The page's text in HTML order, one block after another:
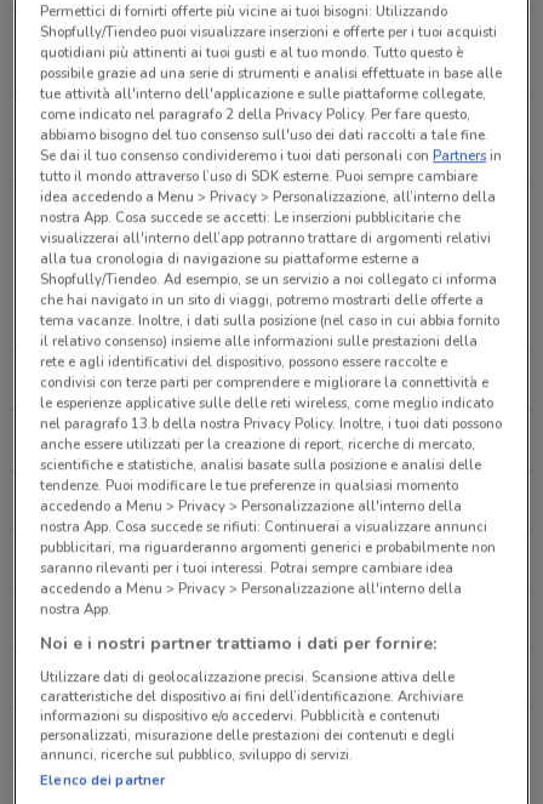
Via A. Manzoni, 20 Milazzo
8 m
Via Cavour, 10 Milazzo
24 m
Via Nazionale 297 Terme Vigliatore
30 m
Via Cavour, 14 Milazzo
39 m
Piazza Mazzini 11 Milazzo
40 m
Via Cavour, 5 Milazzo
42 m
Via Manzoni 5
0.04605313791718284
Largo Dei Mille, 1
0.04691352266690795
Via M. Regis, 17 - 19 Milazzo
48 m
Altre catene a Milazzo
EURONICS TRONY
UNIEURO COOP
CONAD LIDL
EUROSPIN IPERCOOP
SISA DECÒ
DESPAR
SINERGY INTERSPAR
SIDIS
Permettici di fornirti offerte più vicine ai tuoi bisogni: Utilizzando
Shopfully/Tiendeo puoi visualizzare inserzioni e offerte per i tuoi acquisti
quotidiani più attinenti ai tuoi gusti e al tuo mondo. Tutto questo è
possibile grazie ad una serie di strumenti e analisi effettuate in base alle
tue attività all'interno dell'applicazione e sulle piattaforme collegate,
come indicato nel paragrafo 2 della Privacy Policy. Per fare questo,
abbiamo bisogno del tuo consenso sull'uso dei dati raccolti a tale fine.
Se dai il tuo consenso condivideremo i tuoi dati personali conPartnersin
tutto il mondo attraverso l’uso di SDK esterne. Puoi sempre cambiare
idea accedendo a Menu > Privacy > Personalizzazione, all’interno della
nostra App. Cosa succede se accetti: Le inserzioni pubblicitarie che
visualizzerai all'interno dell’app potranno trattare di argomenti relativi
alla tua cronologia di navigazione su piattaforme esterne a
Shopfully/Tiendeo. Ad esempio, se un servizio a noi collegato ci informa
che hai navigato in un sito di viaggi, potremo mostrarti delle offerte a
tema vacanze. Inoltre, i dati sulla posizione (nel caso in cui abbia fornito
il relativo consenso) insieme alle informazioni sulle prestazioni della
rete e agli identificativi del dispositivo, possono essere raccolte e
condivisi con terze parti per comprendere e migliorare la connettività e
le esperienze applicative sulle delle reti wireless, come meglio indicato
nel paragrafo 13.b della nostra Privacy Policy. Inoltre, i tuoi dati possono
anche essere utilizzati per la creazione di report, ricerche di mercato,
scientifiche e statistiche, analisi basate sulla posizione e analisi delle
tendenze. Puoi modificare le tue preferenze in qualsiasi momento
accedendo a Menu > Privacy > Personalizzazione all'interno della
nostra App. Cosa succede se rifiuti: Continuerai a visualizzare annunci
pubblicitari, ma riguarderanno argomenti generici e probabilmente non
saranno rilevanti per i tuoi interessi. Potrai sempre cambiare idea
accedendo a Menu > Privacy > Personalizzazione all'interno della
nostra App.
Noi e i nostri partner trattiamo i dati per fornire:
Utilizzare dati di geolocalizzazione precisi. Scansione attiva delle
caratteristiche del dispositivo ai fini dell’identificazione. Archiviare
informazioni su dispositivo e/o accedervi. Pubblicità e contenuti
personalizzati, misurazione delle prestazioni dei contenuti e degli
annunci, ricerche sul pubblico, sviluppo di servizi.
Elenco dei partner